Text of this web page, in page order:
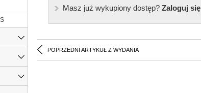
Masz już wykupiony dostęp?Zaloguj się
POPRZEDNI ARTYKUŁ Z WYDANIA